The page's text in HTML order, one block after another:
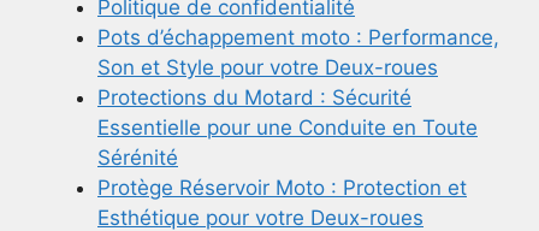
Politique de confidentialité
Pots d’échappement moto : Performance,
Son et Style pour votre Deux-roues
Protections du Motard : Sécurité
Essentielle pour une Conduite en Toute
Sérénité
Protège Réservoir Moto : Protection et
Esthétique pour votre Deux-roues